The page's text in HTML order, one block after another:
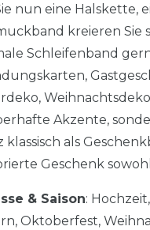
nun eine Halskette,
kreieren Sie
Schleifenband
Akzente,
klassisch als
Geschenk
& Saison:
Oktoberfest,